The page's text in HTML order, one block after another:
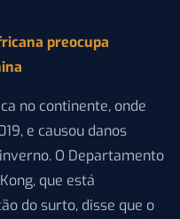
preocupa
no continente, onde
e causou danos
O Departamento
que está
do surto, disse que o